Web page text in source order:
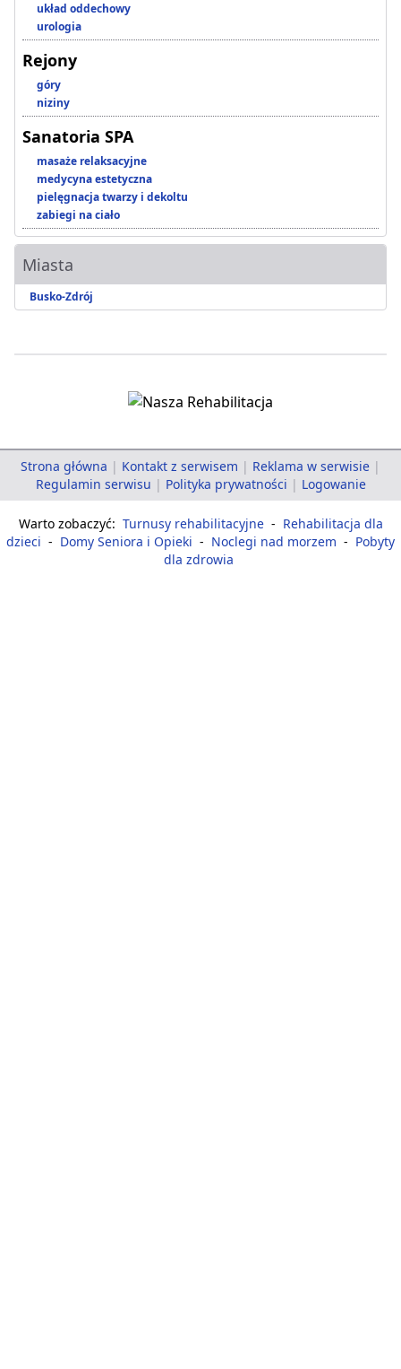
układ oddechowy
urologia
Rejony
góry
niziny
Sanatoria SPA
masaże relaksacyjne
medycyna estetyczna
pielęgnacja twarzy i dekoltu
zabiegi na ciało
Miasta
Busko-Zdrój
Strona główna | Kontakt z serwisem | Reklama w serwisie |
Regulamin serwisu | Polityka prywatności | Logowanie
Warto zobaczyć: Turnusy rehabilitacyjne - Rehabilitacja dla
dzieci - Domy Seniora i Opieki - Noclegi nad morzem - Pobyty
dla zdrowia